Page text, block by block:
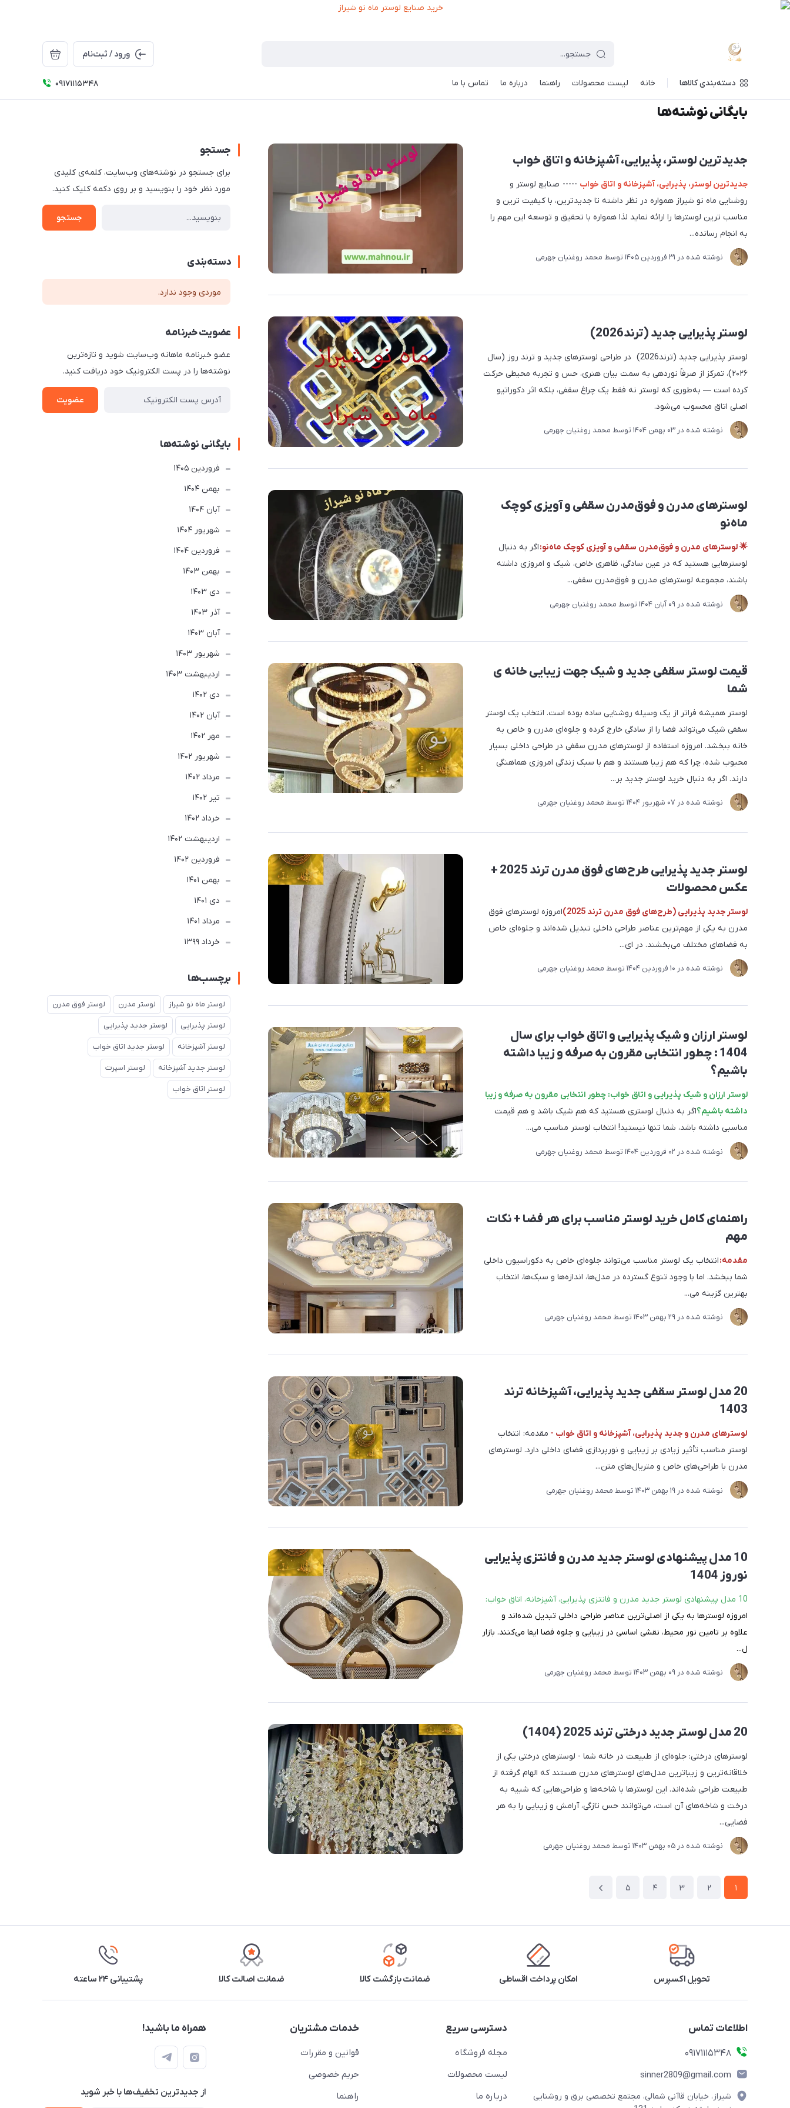
ورود / ثبت‌نام
دسته‌بندی کالاها خانه لیست محصولات راهنما درباره ما تماس با ما 09171115348 ماه نو / بایگانی نوشته‌ها
بایگانی نوشته‌ها
جدیدترین لوستر، پذیرایی، آشپزخانه و اتاق خواب
جدیدترین لوستر، پذیرایی، آشپزخانه و اتاق خواب ----- صنایع لوستر و
روشنایی ماه نو شیراز همواره در نظر داشته تا جدیدترین، با کیفیت ترین و
مناسب ترین لوسترها را ارائه نماید لذا همواره با تحقیق و توسعه این مهم را
به انجام رسانده...
نوشته شده در 31 فروردین 1405 توسط محمد روغنیان جهرمی
لوستر پذیرایی جدید (ترند2026)
لوستر پذیرایی جدید (ترند2026) در طراحی لوسترهای جدید و ترند روز (سال
۲۰۲۶)، تمرکز از صرفاً نوردهی به سمت بیان هنری، حس و تجربه محیطی حرکت
کرده است — به‌طوری که لوستر نه فقط یک چراغ سقفی، بلکه اثر دکوراتیو
اصلی اتاق محسوب می‌شود.
نوشته شده در 03 بهمن 1404 توسط محمد روغنیان جهرمی
لوسترهای مدرن و فوق‌مدرن سقفی و آویزی کوچک
ماه‌نو
🌟 لوسترهای مدرن و فوق‌مدرن سقفی و آویزی کوچک ماه‌نو:اگر به دنبال
لوسترهایی هستید که در عین سادگی، ظاهری خاص، شیک و امروزی داشته
باشند، مجموعه لوسترهای مدرن و فوق‌مدرن سقفی...
نوشته شده در 09 آبان 1404 توسط محمد روغنیان جهرمی
قیمت لوستر سقفی جدید و شیک جهت زیبایی خانه ی
شما
لوستر همیشه فراتر از یک وسیله روشنایی ساده بوده است. انتخاب یک لوستر
سقفی شیک می‌تواند فضا را از سادگی خارج کرده و جلوه‌ای مدرن و خاص به
خانه ببخشد. امروزه استفاده از لوسترهای مدرن سقفی در طراحی داخلی بسیار
محبوب شده، چرا که هم زیبا هستند و هم با سبک زندگی امروزی هماهنگی
دارند. اگر به دنبال خرید لوستر جدید بر...
نوشته شده در 07 شهریور 1404 توسط محمد روغنیان جهرمی
لوستر جدید پذیرایی طرح‌های فوق مدرن ترند 2025 +
عکس محصولات
لوستر جدید پذیرایی (طرح‌های فوق مدرن ترند 2025)
امروزه لوسترهای فوق
مدرن به یکی از مهم‌ترین عناصر طراحی داخلی تبدیل شده‌اند و جلوه‌ای خاص
به فضاهای مختلف می‌بخشند. در ای...
نوشته شده در 10 فروردین 1404 توسط محمد روغنیان جهرمی
لوستر ارزان و شیک پذیرایی و اتاق خواب برای سال
1404 : چطور انتخابی مقرون به صرفه و زیبا داشته
باشیم؟
لوستر ارزان و شیک پذیرایی و اتاق خواب: چطور انتخابی مقرون به صرفه و زیبا
داشته باشیم؟اگر به دنبال لوستری هستید که هم شیک باشد و هم قیمت
مناسبی داشته باشد، شما تنها نیستید! انتخاب لوستر مناسب می...
نوشته شده در 02 فروردین 1404 توسط محمد روغنیان جهرمی
راهنمای کامل خرید لوستر مناسب برای هر فضا + نکات
مهم
مقدمه:انتخاب یک لوستر مناسب می‌تواند جلوه‌ای خاص به دکوراسیون داخلی
شما ببخشد. اما با وجود تنوع گسترده در مدل‌ها، اندازه‌ها و سبک‌ها، انتخاب
بهترین گزینه می‌...
نوشته شده در 29 بهمن 1403 توسط محمد روغنیان جهرمی
20 مدل لوستر سقفی جدید پذیرایی، آشپزخانه ترند
1403
لوسترهای مدرن و جدید پذیرایی، آشپزخانه و اتاق خواب - مقدمه: انتخاب
لوستر مناسب تأثیر زیادی بر زیبایی و نورپردازی فضای داخلی دارد. لوسترهای
مدرن با طراحی‌های خاص و متریال‌های متن...
نوشته شده در 19 بهمن 1403 توسط محمد روغنیان جهرمی
10 مدل‌ پیشنهادی لوستر جدید مدرن و فانتزی پذیرایی
نوروز 1404
10 مدل‌ پیشنهادی لوستر جدید مدرن و فانتزی پذیرایی، آشپزخانه، اتاق خواب:
امروزه لوسترها به یکی از اصلی‌ترین عناصر طراحی داخلی تبدیل شده‌اند و
علاوه بر تامین نور محیط، نقشی اساسی در زیبایی و جلوه فضا ایفا می‌کنند. بازار
ل...
نوشته شده در 09 بهمن 1403 توسط محمد روغنیان جهرمی
20 مدل لوستر جدید درختی ترند 2025 (1404)
لوسترهای درختی: جلوه‌ای از طبیعت در خانه شما - لوسترهای درختی یکی از
خلاقانه‌ترین و زیباترین مدل‌های لوسترهای مدرن هستند که الهام گرفته از
طبیعت طراحی شده‌اند. این لوسترها با شاخه‌ها و طراحی‌هایی که شبیه به
درخت و شاخه‌های آن است، می‌توانند حس تازگی، آرامش و زیبایی را به هر
فضایی...
نوشته شده در 05 بهمن 1403 توسط محمد روغنیان جهرمی
1
2
3
4
5
جستجو
برای جستجو در نوشته‌های وب‌سایت، کلمه‌ی کلیدی
مورد نظر خود را بنویسید و بر روی دکمه کلیک کنید.
جستجو
دسته‌بندی
موردی وجود ندارد.
عضویت خبرنامه
عضو خبرنامه ماهانه وب‌سایت شوید و تازه‌ترین
نوشته‌ها را در پست الکترونیک خود دریافت کنید.
عضویت
بایگانی نوشته‌ها
فروردین 1405
بهمن 1404
آبان 1404
شهریور 1404
فروردین 1404
بهمن 1403
دی 1403
آذر 1403
آبان 1403
شهریور 1403
ارديبهشت 1403
دی 1402
آبان 1402
مهر 1402
شهریور 1402
مرداد 1402
تير 1402
خرداد 1402
ارديبهشت 1402
فروردین 1402
بهمن 1401
دی 1401
مرداد 1401
خرداد 1399
برچسب‌ها
لوستر ماه نو شیراز لوستر مدرن لوستر فوق مدرن
لوستر پذیرایی لوستر جدید پذیرایی
لوستر آشپزخانه لوستر جدید اتاق خواب
لوستر جدید آشپزخانه لوستر اسپرت
لوستر اتاق خواب
تحویل اکسپرس امکان پرداخت اقساطی ضمانت بازگشت کالا ضمانت اصالت کالا پشتیبانی ۲۴ ساعته
اطلاعات تماس
09171115348
sinner2809@gmail.com
شیراز، خیابان قاآنی شمالی، مجتمع تخصصی برق و روشنایی
دسترسی سریع
مجله فروشگاه
لیست محصولات
درباره ما
خدمات مشتریان
قوانین و مقررات
حریم خصوصی
راهنما
همراه ما باشید!
از جدید‌ترین تخفیف‌ها با‌ خبر شوید